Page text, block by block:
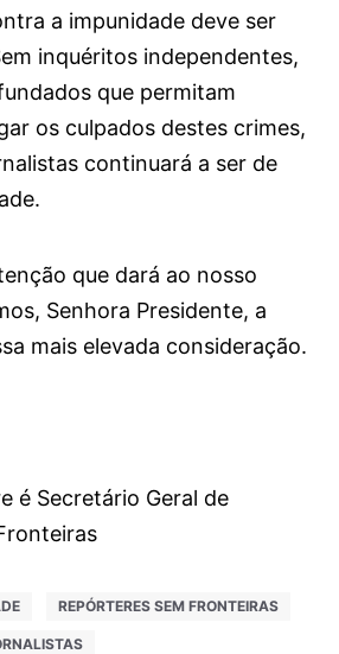
a impunidade deve ser
inquéritos independentes,
que permitam
os culpados destes crimes,
continuará a ser de
que dará ao nosso
Senhora Presidente, a
mais elevada consideração.
é Secretário Geral de
REPÓRTERES SEM FRONTEIRAS